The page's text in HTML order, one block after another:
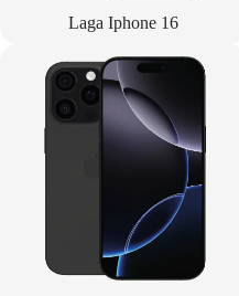
Laga Iphone 16